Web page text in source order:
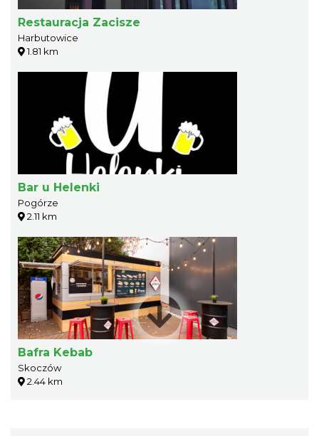
Restauracja Zacisze
Harbutowice
1.81 km
Bar u Helenki
Pogórze
2.11 km
Bafra Kebab
Skoczów
2.44 km